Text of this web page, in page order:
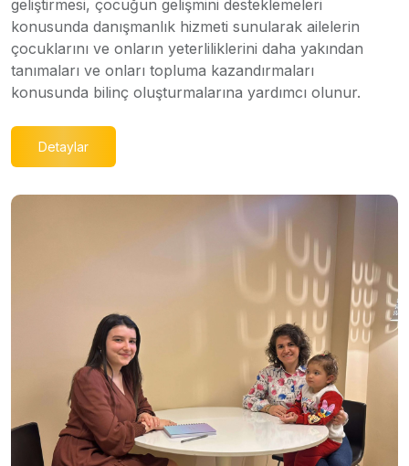
geliştirmesi, çocuğun gelişmini desteklemeleri
konusunda danışmanlık hizmeti sunularak ailelerin
çocuklarını ve onların yeterliliklerini daha yakından
tanımaları ve onları topluma kazandırmaları
konusunda bilinç oluşturmalarına yardımcı olunur.
Detaylar